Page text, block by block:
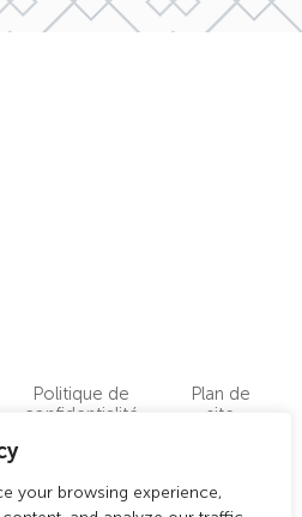
your browsing experience,
Politique de
confidentialité
Plan de
site
pour la santé, à
avec modération